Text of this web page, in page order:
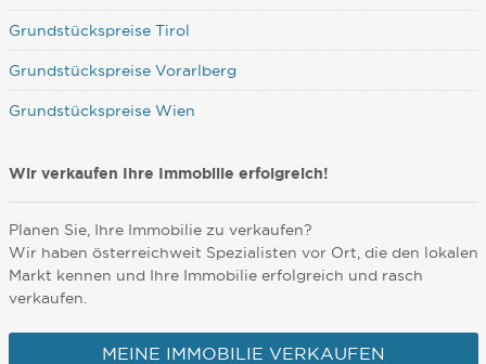
Grundstückspreise Tirol
Grundstückspreise Vorarlberg
Grundstückspreise Wien
Wir verkaufen Ihre Immobilie erfolgreich!
Planen Sie, Ihre Immobilie zu verkaufen?
Wir haben österreichweit Spezialisten vor Ort, die den lokalen
Markt kennen und Ihre Immobilie erfolgreich und rasch
verkaufen.
MEINE IMMOBILIE VERKAUFEN